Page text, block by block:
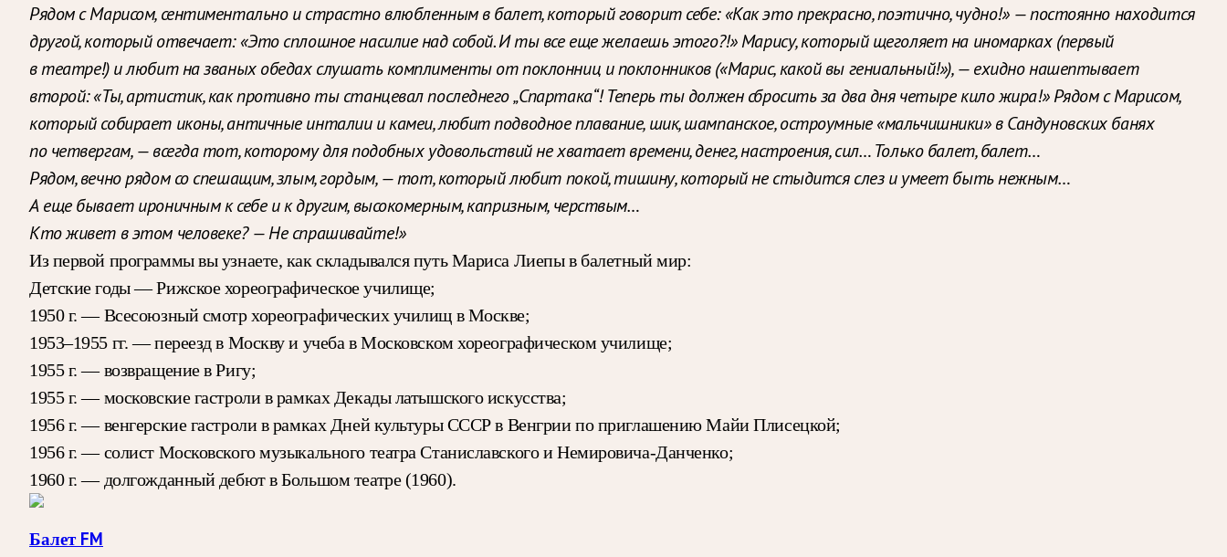
Рядом с Марисом, сентиментально и страстно влюбленным в балет, который говорит себе: «Как это прекрасно, поэтично, чудно!» — постоянно находится
другой, который отвечает: «Это сплошное насилие над собой. И ты все еще желаешь этого?!» Марису, который щеголяет на иномарках (первый
в театре!) и любит на званых обедах слушать комплименты от поклонниц и поклонников («Марис, какой вы гениальный!»), — ехидно нашептывает
второй: «Ты, артистик, как противно ты станцевал последнего „Спартака“! Теперь ты должен сбросить за два дня четыре кило жира!» Рядом с Марисом,
который собирает иконы, античные инталии и камеи, любит подводное плавание, шик, шампанское, остроумные «мальчишники» в Сандуновских банях
по четвергам, — всегда тот, которому для подобных удовольствий не хватает времени, денег, настроения, сил… Только балет, балет…
Рядом, вечно рядом со спешащим, злым, гордым, — тот, который любит покой, тишину, который не стыдится слез и умеет быть нежным…
А еще бывает ироничным к себе и к другим, высокомерным, капризным, черствым…
Кто живет в этом человеке? — Не спрашивайте!»
Из первой программы вы узнаете, как складывался путь Мариса Лиепы в балетный мир:
Детские годы — Рижское хореографическое училище;
1950 г. — Всесоюзный смотр хореографических училищ в Москве;
1953–1955 гг. — переезд в Москву и учеба в Московском хореографическом училище;
1955 г. — возвращение в Ригу;
1955 г. — московские гастроли в рамках Декады латышского искусства;
1956 г. — венгерские гастроли в рамках Дней культуры СССР в Венгрии по приглашению Майи Плисецкой;
1956 г. — солист Московского музыкального театра Станиславского и Немировича-Данченко;
1960 г. — долгожданный дебют в Большом театре (1960).
Балет FM